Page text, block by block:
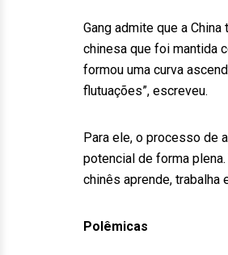
Gang admite que a
chinesa que foi mantida
formou uma curva
flutuações”, escreveu.
Para ele, o processo de
potencial de forma
chinês aprende, trabalha
Polêmicas